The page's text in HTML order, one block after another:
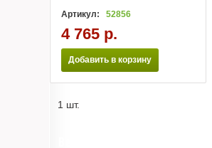
Артикул: 52856
4 765 р.
Добавить в корзину
1 шт.